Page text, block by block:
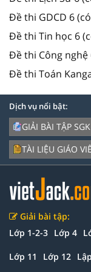
Đề thi GDCD 6
Đề thi Tin học 6
Đề thi Công nghệ
Đề thi Toán
Dịch vụ nổi bật:
GIẢI BÀI TẬP
TÀI LIỆU GIÁO
Giải bài tập:
Lớp 1-2-3 Lớp 4
Lớp 11 Lớp 12